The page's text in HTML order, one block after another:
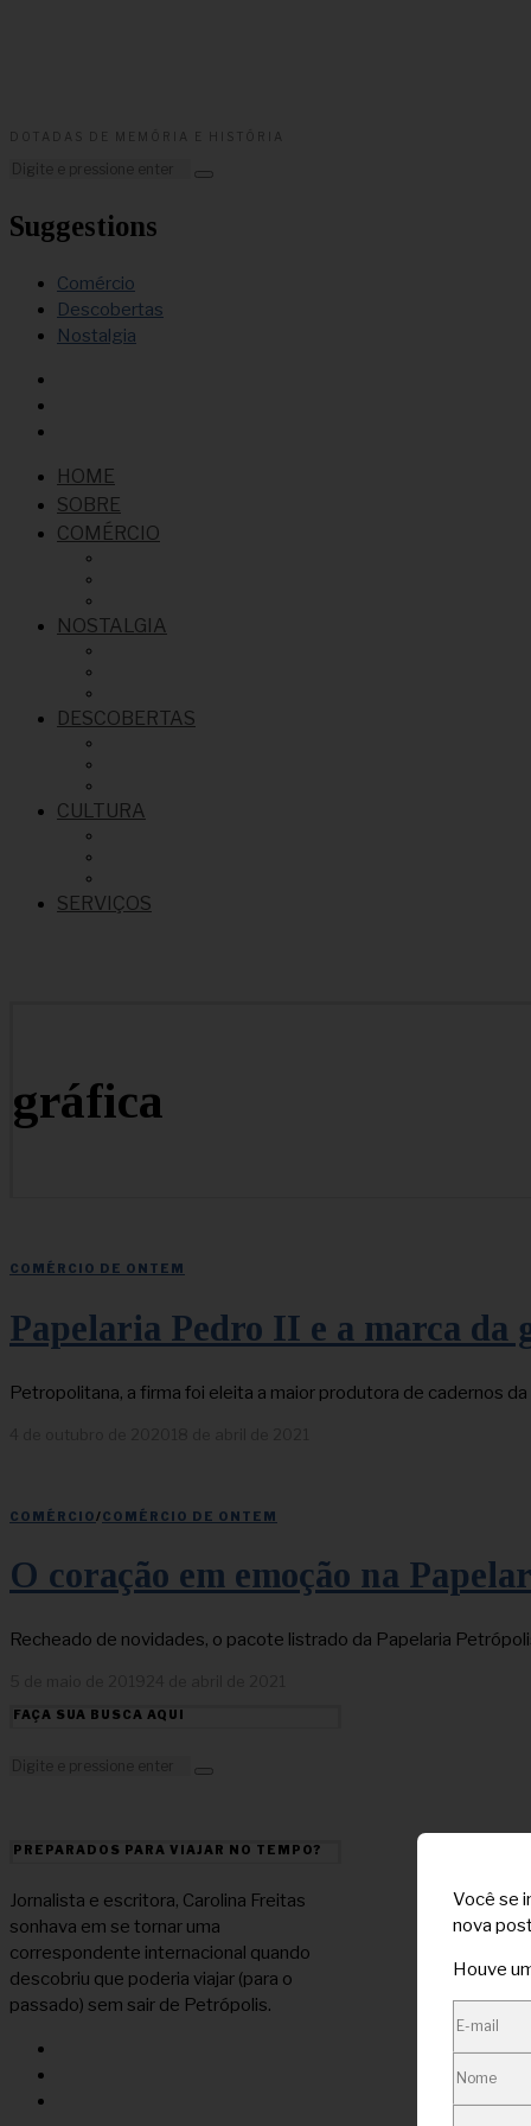
DOTADAS DE MEMÓRIA E HISTÓRIA
Suggestions
Comércio
Descobertas
Nostalgia
HOME
SOBRE
COMÉRCIO
NOSTALGIA
DESCOBERTAS
CULTURA
SERVIÇOS
gráfica
COMÉRCIO DE ONTEM
Papelaria Pedro II e a marca da
Petropolitana, a firma foi eleita a maior produtora de cadernos
COMÉRCIO/COMÉRCIO DE ONTEM
O coração em emoção na
Recheado de novidades, o pacote listrado da Papelaria
FAÇA SUA BUSCA AQUI
PREPARADOS PARA VIAJAR NO TEMPO?
Jornalista e escritora, Carolina Freitas
sonhava em se tornar uma
correspondente internacional quando
descobriu que poderia viajar (para o
passado) sem sair de Petrópolis.
Você se
nova
Houve